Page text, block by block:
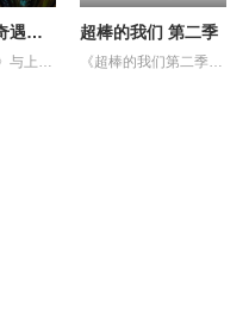
花少世界树奇遇派对
《花儿与少年》与上海博物馆联动，以“世界树之巅：美洲古代文明大展”为依托，通过嘉宾的亲历讲述与现场互动，串联起远方的遇见与脚下的根脉。
超棒的我们 第二季
《超棒的我们第二季》是一档运动竞技成长类真人秀，集结多位棒球少年，以多维度考核争夺席位，层层比拼后选拔9位少年锁定首发，与强队对决。全程记录少年们从独自拼搏到凝聚团魂的成长，打造兼具竞技性与观赏性的青春成长纪实。